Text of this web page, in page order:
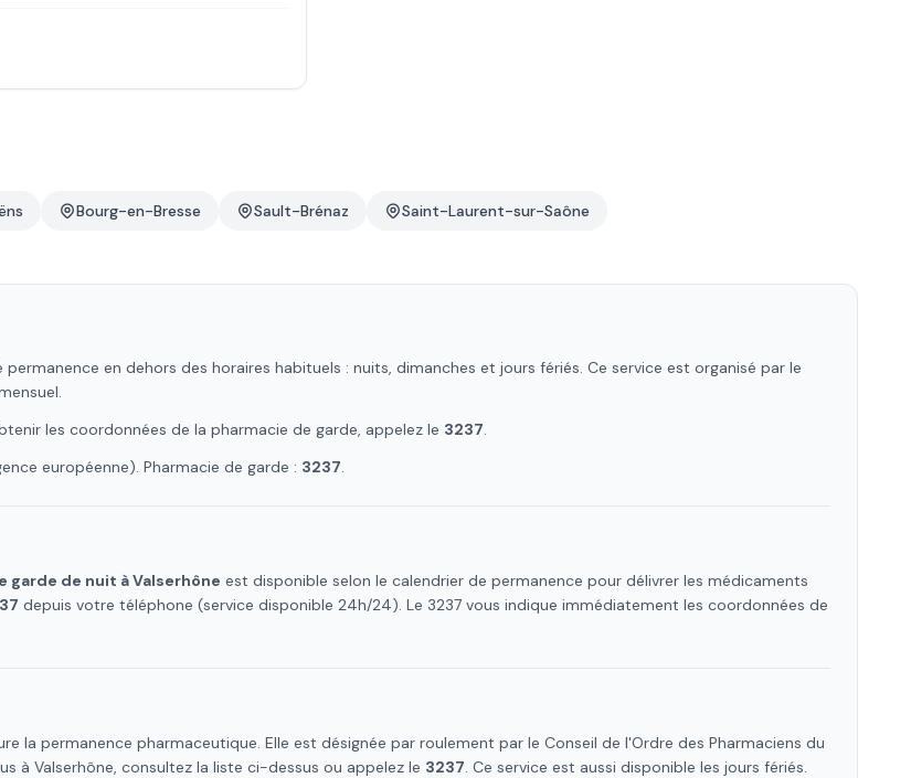
Bourg-en-Bresse Sault-Brénaz Saint-Laurent-sur-Saône
permanence en dehors des horaires habituels : nuits, dimanches et jours fériés. Ce service est organisé par le
les coordonnées de la pharmacie de garde, appelez le 3237.
européenne). Pharmacie de garde : 3237.
garde de nuit àValserhône est disponible selon le calendrier de permanence pour délivrer les médicaments
depuis votre téléphone (service disponible 24h/24). Le 3237 vous indique immédiatement les coordonnées de
la permanence pharmaceutique. Elle est désignée par roulement par le Conseil de l'Ordre des Pharmaciens du
à Valserhône, consultez la liste ci-dessus ou appelez le 3237. Ce service est aussi disponible les jours fériés.